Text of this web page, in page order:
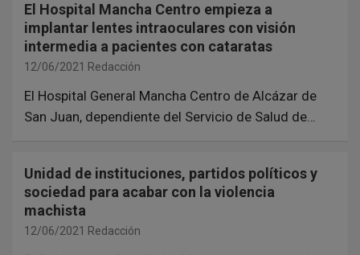
El Hospital Mancha Centro empieza a
implantar lentes intraoculares con visión
intermedia a pacientes con cataratas
12/06/2021 Redacción
El Hospital General Mancha Centro de Alcázar de
San Juan, dependiente del Servicio de Salud de…
Unidad de instituciones, partidos políticos y
sociedad para acabar con la violencia
machista
12/06/2021 Redacción